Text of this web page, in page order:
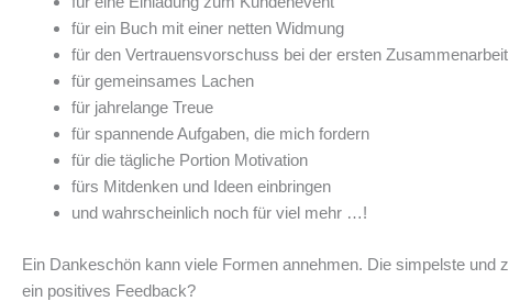
für ein Buch mit einer netten Widmung
für den Vertrauensvorschuss bei der ersten Zusammenarbeit
für gemeinsames Lachen
für jahrelange Treue
für spannende Aufgaben, die mich fordern
für die tägliche Portion Motivation
fürs Mitdenken und Ideen einbringen
und wahrscheinlich noch für viel mehr …!
Ein Dankeschön kann viele Formen annehmen. Die simpelste
ein positives Feedback?